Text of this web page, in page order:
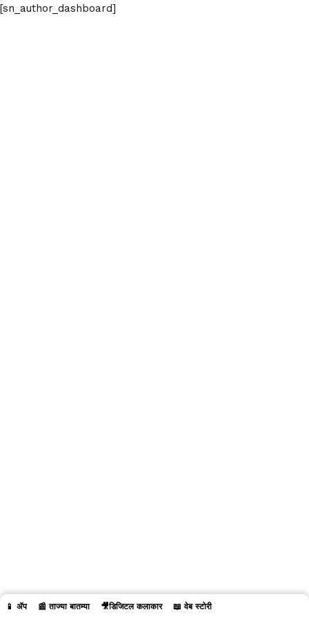
[sn_author_dashboard]
📱 ॲप 📰 ताज्या बातम्या 🎥डिजिटल कलाकार 📖 वेब स्टोरी